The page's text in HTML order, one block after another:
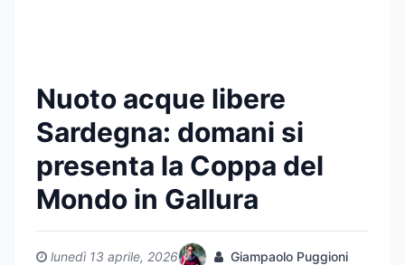
Nuoto acque libere
Sardegna: domani si
presenta la Coppa del
Mondo in Gallura
lunedì 13 aprile, 2026 Giampaolo Puggioni